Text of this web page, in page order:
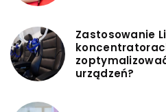
Zastosowanie
urządzeń?